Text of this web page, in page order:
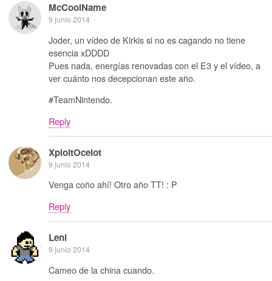
McCoolName
9 junio 2014
Joder, un vídeo de Kirkis si no es cagando no tiene
esencia xDDDD
Pues nada, energías renovadas con el E3 y el vídeo, a
ver cuánto nos decepcionan este año.
#TeamNintendo.
Reply
XploitOcelot
9 junio 2014
Venga coño ahí! Otro año TT! : P
Reply
Leni
9 junio 2014
Cameo de la china cuando.